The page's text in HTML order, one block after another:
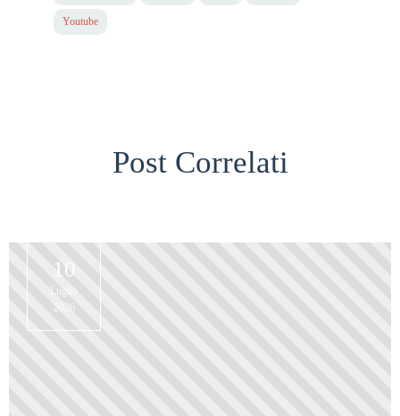
Youtube
Post Correlati
10
Luglio
2026